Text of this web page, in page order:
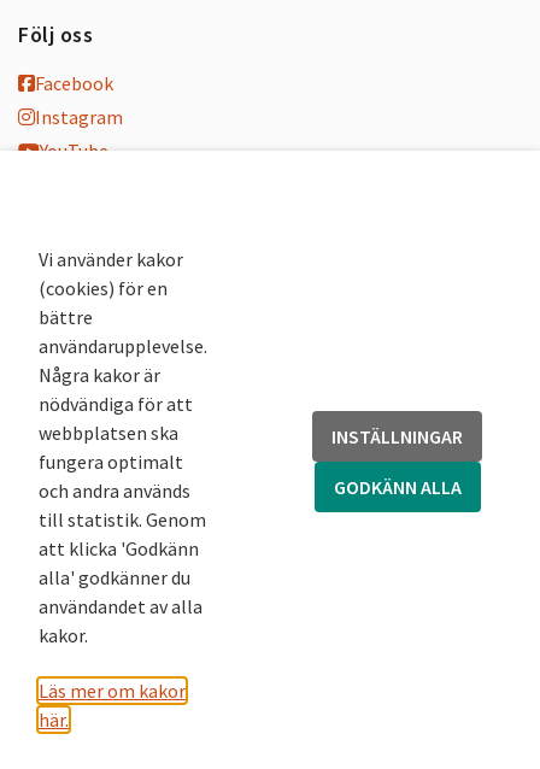
Följ oss
Facebook
Instagram
YouTube
Nyhetsbrev
Andra webbplatser
Arkivsök
Fornsök
Fornreg
Bebyggelseregistret
Runor
Kringla
Vi använder kakor
(cookies) för en
bättre
användarupplevelse.
Några kakor är
nödvändiga för att
webbplatsen ska
fungera optimalt
och andra används
till statistik. Genom
att klicka 'Godkänn
alla' godkänner du
användandet av alla
kakor.
Läs mer om kakor
här.
INSTÄLLNINGAR
GODKÄNN ALLA